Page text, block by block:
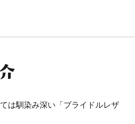
は馴染み深い「ブライドルレザ